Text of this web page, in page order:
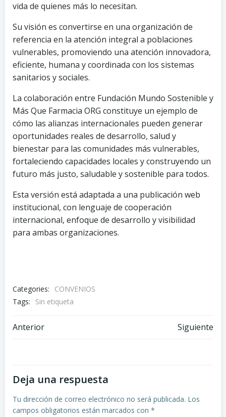
vida de quienes más lo necesitan.
Su visión es convertirse en una organización de
referencia en la atención integral a poblaciones
vulnerables, promoviendo una atención innovadora,
eficiente, humana y coordinada con los sistemas
sanitarios y sociales.
La colaboración entre Fundación Mundo Sostenible y
Más Que Farmacia ORG constituye un ejemplo de
cómo las alianzas internacionales pueden generar
oportunidades reales de desarrollo, salud y
bienestar para las comunidades más vulnerables,
fortaleciendo capacidades locales y construyendo un
futuro más justo, saludable y sostenible para todos.
Esta versión está adaptada a una publicación web
institucional, con lenguaje de cooperación
internacional, enfoque de desarrollo y visibilidad
para ambas organizaciones.
Categories:
CONVENIOS
Tags:
Sin etiqueta
Navegación
las
entradas
Anterior
Navegación
entradas
Siguiente
Deja una respuesta
Tu dirección de correo electrónico no será publicada. Los
campos obligatorios están marcados con *